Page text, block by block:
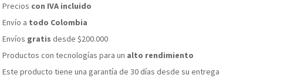
Precios con IVA incluido
Envío a todo Colombia
Envíos gratis desde $200.000
Productos con tecnologías para un alto rendimiento
Este producto tiene una garantía de 30 días desde su entrega